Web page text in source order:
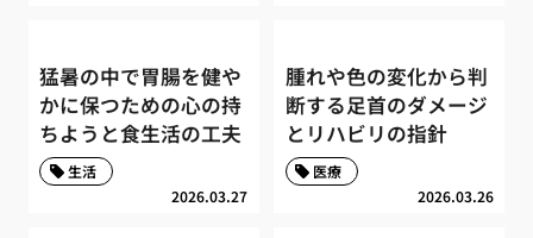
猛暑の中で胃腸を健や
かに保つための心の持
ちようと食生活の工夫
2026.03.27
生活
腫れや色の変化から判
断する足首のダメージ
とリハビリの指針
2026.03.26
医療